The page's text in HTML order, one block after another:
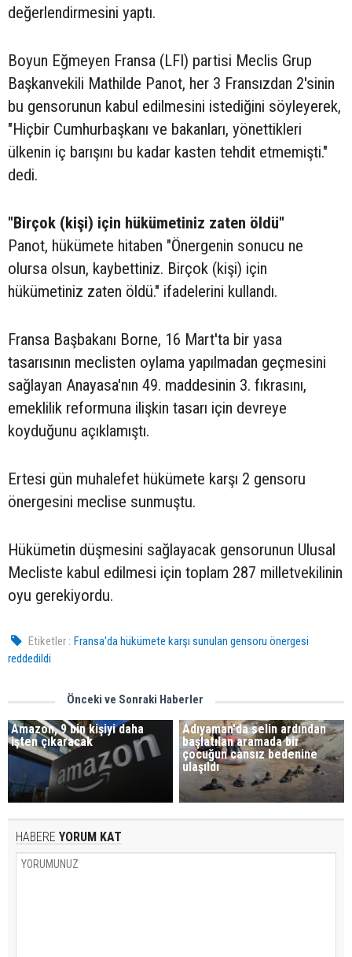
değerlendirmesini yaptı.
Boyun Eğmeyen Fransa (LFI) partisi Meclis Grup
Başkanvekili Mathilde Panot, her 3 Fransızdan 2'sinin
bu gensorunun kabul edilmesini istediğini söyleyerek,
"Hiçbir Cumhurbaşkanı ve bakanları, yönettikleri
ülkenin iç barışını bu kadar kasten tehdit etmemişti."
dedi.
"Birçok (kişi) için hükümetiniz zaten öldü"
Panot, hükümete hitaben "Önergenin sonucu ne
olursa olsun, kaybettiniz. Birçok (kişi) için
hükümetiniz zaten öldü." ifadelerini kullandı.
Fransa Başbakanı Borne, 16 Mart'ta bir yasa
tasarısının meclisten oylama yapılmadan geçmesini
sağlayan Anayasa'nın 49. maddesinin 3. fıkrasını,
emeklilik reformuna ilişkin tasarı için devreye
koyduğunu açıklamıştı.
Ertesi gün muhalefet hükümete karşı 2 gensoru
önergesini meclise sunmuştu.
Hükümetin düşmesini sağlayacak gensorunun Ulusal
Mecliste kabul edilmesi için toplam 287 milletvekilinin
oyu gerekiyordu.
Etiketler : Fransa'da hükümete karşı sunulan gensoru önergesi
reddedildi
Önceki ve Sonraki Haberler
Amazon, 9 bin kişiyi daha
işten çıkaracak
Adıyaman'da selin ardından
başlatılan aramada bir
çocuğun cansız bedenine
ulaşıldı
HABERE YORUM KAT